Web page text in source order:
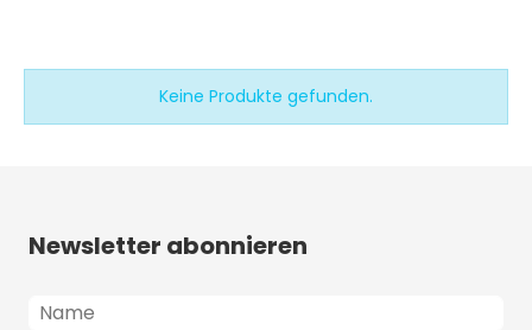
Keine Produkte gefunden.
Newsletter abonnieren